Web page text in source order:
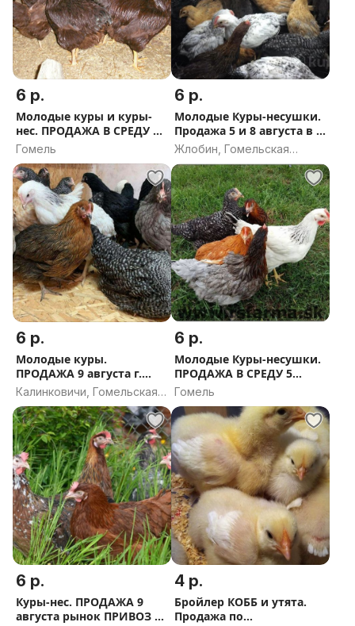
6 р.
Молодые куры и куры-
нес. ПРОДАЖА В СРЕДУ 5
августа в г. Гомель
Гомель
6 р.
Молодые Куры-несушки.
Продажа 5 и 8 августа в г.
Жлобин.
Жлобин, Гомельская
область
6 р.
Молодые куры.
ПРОДАЖА 9 августа г.
Калинковичи.
Калинковичи, Гомельская
область
6 р.
Молодые Куры-несушки.
ПРОДАЖА В СРЕДУ 5
августа в г. Гомель.
Гомель
6 р.
Куры-нес. ПРОДАЖА 9
августа рынок ПРИВОЗ г
4 р.
Бройлер КОББ и утята.
Продажа по